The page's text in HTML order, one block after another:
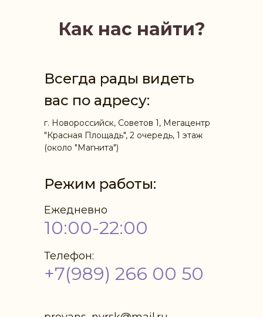
Как нас найти?
Всегда рады видеть
вас по адресу:
г. Новороссийск, Советов 1, Мегацентр
"Красная Площадь", 2 очередь, 1 этаж
(около "Магнита")
Режим работы:
Ежедневно
Телефон:
10:00-22:00
+7(989) 266 00 50